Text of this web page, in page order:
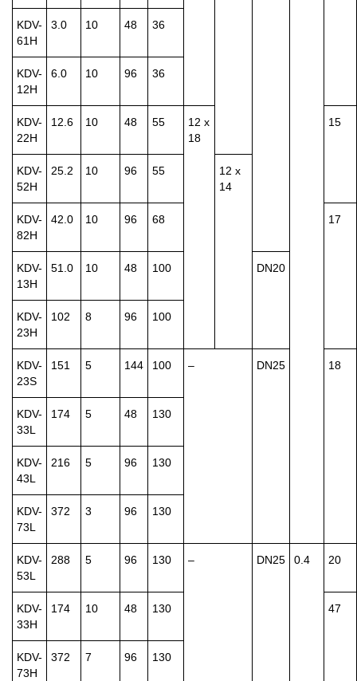
KDV-
61H
3.0 10 48 36
KDV-
12H
6.0 10 96 36
KDV-
22H
12.6 10 48 55
12 x
18
15
KDV-
52H
25.2 10 96 55
12 x
14
KDV-
82H
42.0 10 96 68 17
KDV-
13H
51.0 10 48 100 DN20
KDV-
23H
102 8 96 100
KDV-
23S
151 5 144 100 – DN25 18
KDV-
33L
174 5 48 130
KDV-
43L
216 5 96 130
KDV-
73L
372 3 96 130
KDV-
53L
288 5 96 130 – DN25 0.4 20
KDV-
33H
174 10 48 130 47
KDV-
73H
372 7 96 130